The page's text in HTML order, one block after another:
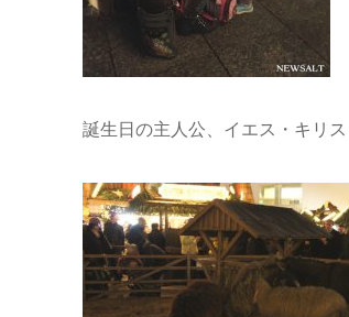
誕生日の主人公、イエス・キリ